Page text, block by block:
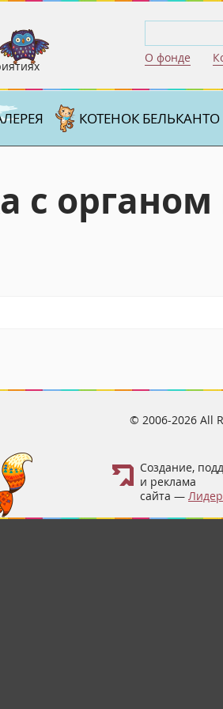
О фонде
КОТЕНОК БЕЛЬКАНТО
с органом
© 2006-2026 All
Создание,
и реклама
сайта —